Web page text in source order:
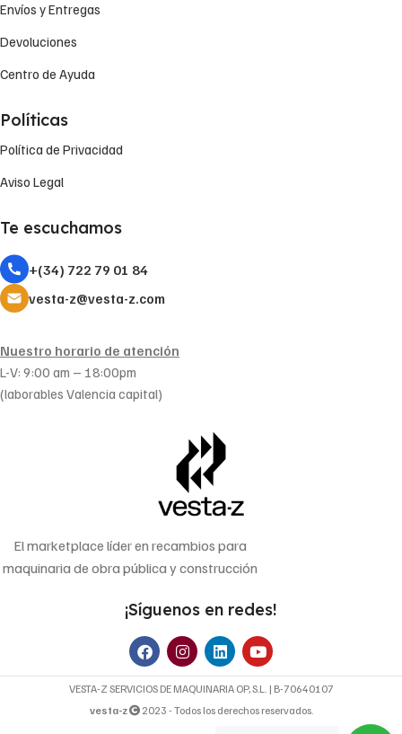
Envíos y Entregas
Devoluciones
Centro de Ayuda
Políticas
Política de Privacidad
Aviso Legal
Te escuchamos
+(34) 722 79 01 84
vesta-z@vesta-z.com
Nuestro horario de atención
L-V: 9:00 am – 18:00pm
(laborables Valencia capital)
El marketplace líder en recambios para
maquinaria de obra pública y construcción
¡Síguenos en redes!
VESTA-Z SERVICIOS DE MAQUINARIA OP, S.L. | B-70640107
vesta-z
2023 - Todos los derechos reservados.